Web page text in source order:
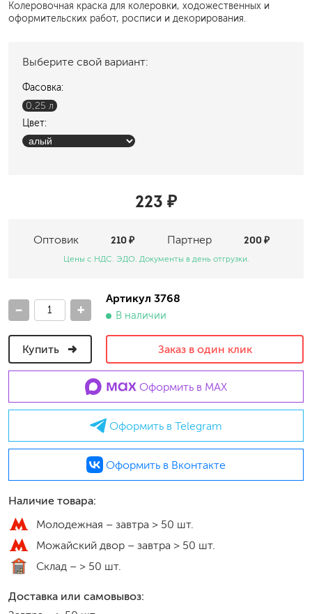
Колеровочная краска для колеровки, ходожественных и
оформительских работ, росписи и декорирования.
Выберите свой вариант:
Фасовка:
0,25 л
Цвет:
223 ₽
Оптовик Партнер
210 ₽ 200 ₽
Цены с НДС. ЭДО. Документы в день отгрузки.
- +
Артикул 3768
В наличии
Купить Заказ в один клик
Оформить в MAX
Оформить в Telegram
Оформить в Вконтакте
Наличие товара:
Молодежная – завтра > 50 шт.
Можайский двор – завтра > 50 шт.
Склад – > 50 шт.
Доставка или самовывоз: